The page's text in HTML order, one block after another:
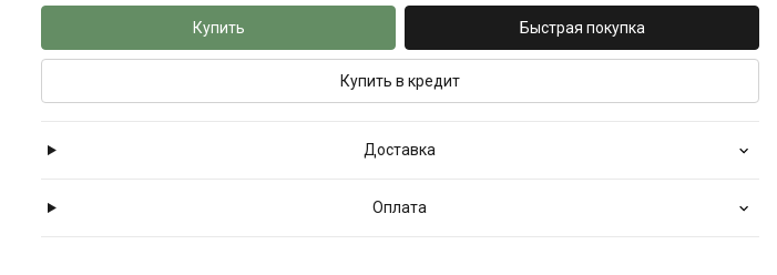
Купить Быстрая покупка
Купить в кредит
Доставка
Оплата